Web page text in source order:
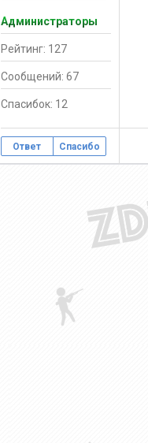
Администраторы
Рейтинг: 127
Сообщений: 67
Спасибок: 12
Ответ Спасибо